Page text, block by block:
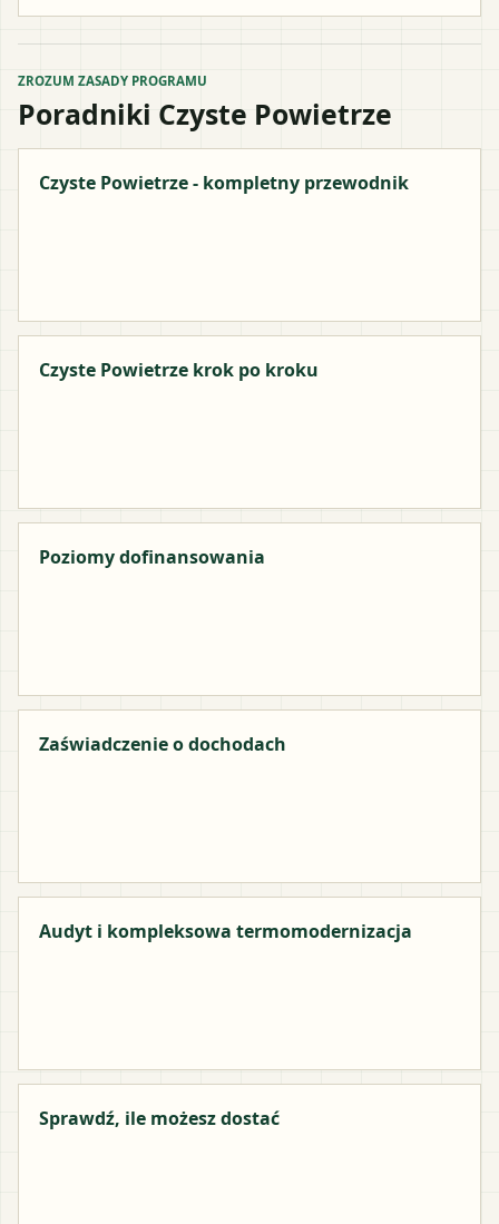
ZROZUM ZASADY PROGRAMU
Poradniki Czyste Powietrze
Czyste Powietrze - kompletny przewodnik
Czyste Powietrze krok po kroku
Poziomy dofinansowania
Zaświadczenie o dochodach
Audyt i kompleksowa termomodernizacja
Sprawdź, ile możesz dostać